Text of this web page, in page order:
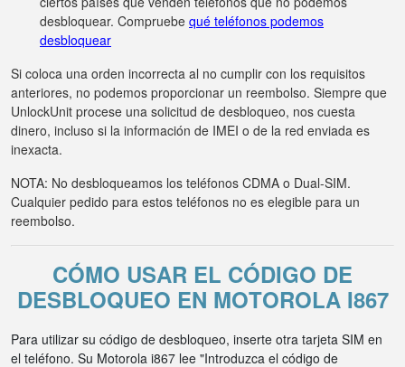
desbloquear. Compruebe qué teléfonos podemos
desbloquear
Si coloca una orden incorrecta al no cumplir con los requisitos
anteriores, no podemos proporcionar un reembolso. Siempre que
UnlockUnit procese una solicitud de desbloqueo, nos cuesta
dinero, incluso si la información de IMEI o de la red enviada es
inexacta.
NOTA: No desbloqueamos los teléfonos CDMA o Dual-SIM.
Cualquier pedido para estos teléfonos no es elegible para un
reembolso.
CÓMO USAR EL CÓDIGO DE
DESBLOQUEO EN MOTOROLA I867
Para utilizar su código de desbloqueo, inserte otra tarjeta SIM en
el teléfono. Su Motorola i867 lee "Introduzca el código de